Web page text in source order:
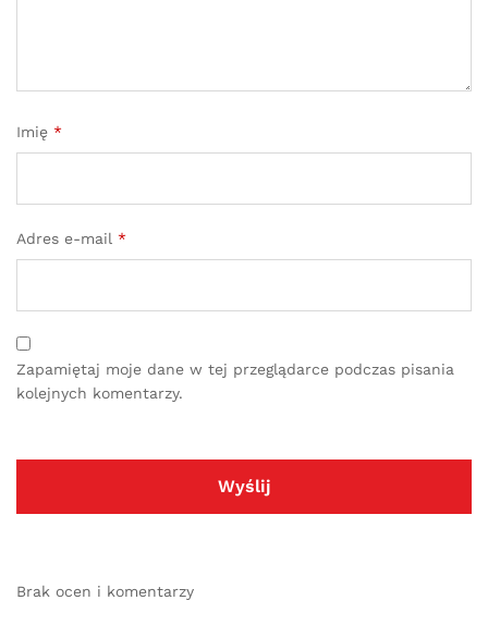
Imię *
Adres e-mail *
Zapamiętaj moje dane w tej przeglądarce podczas pisania
kolejnych komentarzy.
Brak ocen i komentarzy